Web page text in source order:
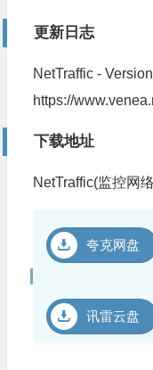
更新日志
NetTraffic -
https://
下载地址
NetTraffic(监控网
夸克网盘
讯雷云盘